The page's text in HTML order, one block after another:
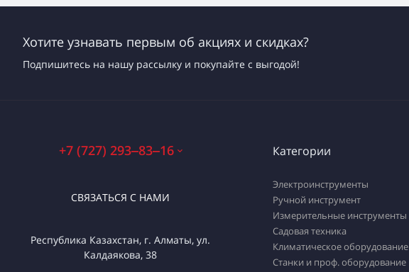
Хотите узнавать первым об акциях и скидках?
Подпишитесь на нашу рассылку и покупайте с выгодой!
+7 (727) 293‒83‒16
СВЯЗАТЬСЯ С НАМИ
Республика Казахстан, г. Алматы, ул.
Калдаякова, 38
Категории
Электроинструменты
Ручной инструмент
Измерительные инструменты
Садовая техника
Климатическое оборудование
Станки и проф. оборудование